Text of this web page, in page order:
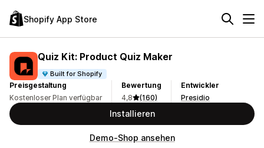
Shopify App Store
Quiz Kit: Product Quiz Maker
Built for Shopify
Preisgestaltung
Kostenloser Plan verfügbar
Bewertung
4,8
(160)
Entwickler
Presidio
Installieren
Demo-Shop ansehen